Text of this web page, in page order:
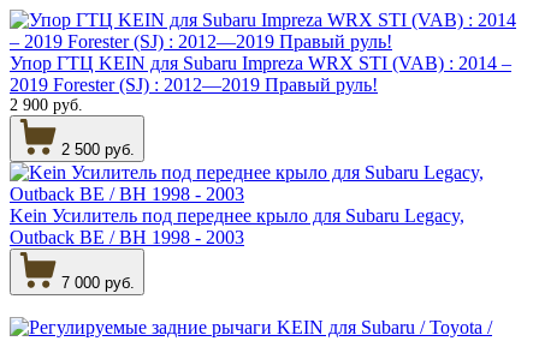
Упор ГТЦ KEIN для Subaru Impreza WRX STI (VAB) : 2014 –
2019 Forester (SJ) : 2012—2019 Правый руль!
2 900 руб.
2 500 руб.
Kein Усилитель под переднее крыло для Subaru Legacy,
Outback BE / BH 1998 - 2003
7 000 руб.